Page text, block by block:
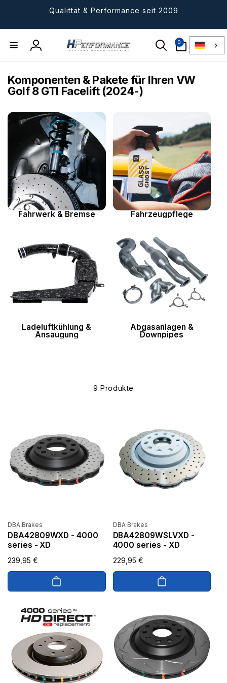
Qualittät & Performance seit 2009
Einloggen
0
Artikel
Komponenten & Pakete für Ihren VW
Golf 8 GTI Facelift (2024-)
Fahrwerk & Bremse Fahrzeugpflege
Ladeluftkühlung &
Ansaugung
Abgasanlagen &
Downpipes
9 Produkte
Anbieter:
DBA Brakes
DBA42809WXD - 4000
series - XD
Normaler
Preis
239,95 €
Anbieter:
DBA Brakes
DBA42809WSLVXD -
4000 series - XD
Normaler
Preis
229,95 €